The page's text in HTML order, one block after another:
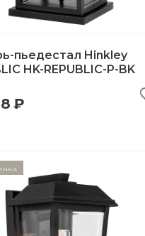
пьедестал Hinkley
HK-REPUBLIC-P-BK
₽